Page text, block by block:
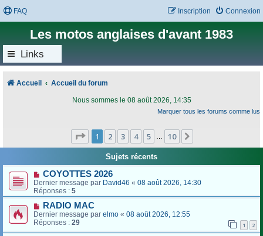
FAQ Connexion
Inscription
Les motos anglaises d'avant 1983
Links
Accueil Accueil du forum
Nous sommes le 08 août 2026, 14:35
Marquer tous les forums comme lus
Page 1sur
1 2 3 4 5 10
Sujets récents
COYOTTES 2026
Dernier message par David46 « 08 août 2026, 14:30
Réponses : 5
RADIO MAC
Dernier message par elmo « 08 août 2026, 12:55
Réponses : 29 1 2